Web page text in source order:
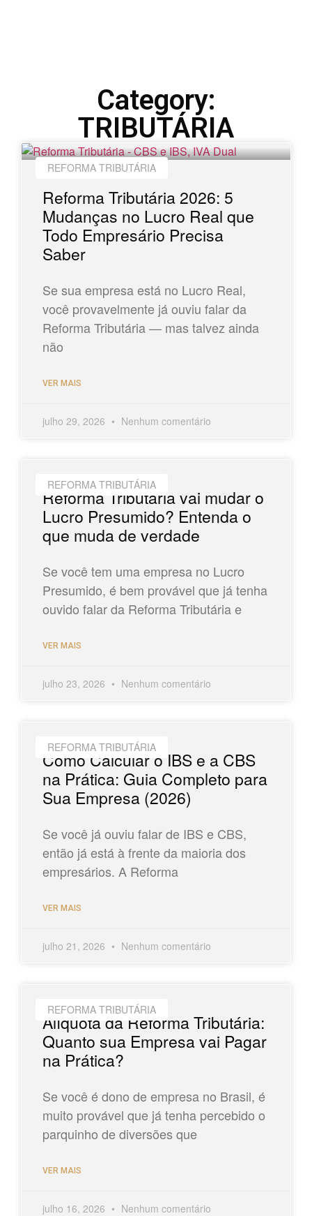
Category:
TRIBUTÁRIA
REFORMA TRIBUTÁRIA
Reforma Tributária 2026: 5
Mudanças no Lucro Real que
Todo Empresário Precisa
Saber
Se sua empresa está no Lucro Real,
você provavelmente já ouviu falar da
Reforma Tributária — mas talvez ainda
não
VER MAIS
julho 29, 2026 Nenhum comentário
REFORMA TRIBUTÁRIA
Reforma Tributária vai mudar o
Lucro Presumido? Entenda o
que muda de verdade
Se você tem uma empresa no Lucro
Presumido, é bem provável que já tenha
ouvido falar da Reforma Tributária e
VER MAIS
julho 23, 2026 Nenhum comentário
REFORMA TRIBUTÁRIA
Como Calcular o IBS e a CBS
na Prática: Guia Completo para
Sua Empresa (2026)
Se você já ouviu falar de IBS e CBS,
então já está à frente da maioria dos
empresários. A Reforma
VER MAIS
julho 21, 2026 Nenhum comentário
REFORMA TRIBUTÁRIA
Alíquota da Reforma Tributária:
Quanto sua Empresa vai Pagar
na Prática?
Se você é dono de empresa no Brasil, é
muito provável que já tenha percebido o
parquinho de diversões que
VER MAIS
julho 16, 2026 Nenhum comentário